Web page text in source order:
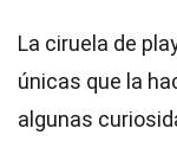
La ciruela de
únicas que la
algunas